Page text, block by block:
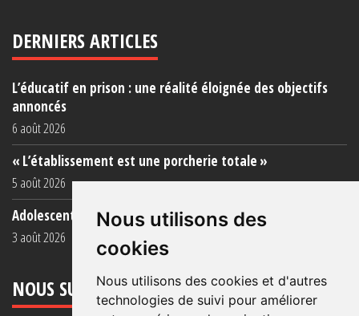
Nous utilisons des
cookies
Nous utilisons des cookies et d'autres
technologies de suivi pour améliorer
DERNIERS ARTICLES
L’éducatif en prison : une réalité éloignée des objectifs
annoncés
6 août 2026
« L’établissement est une porcherie totale »
5 août 2026
Adolescent·es incarcéré·es : une faillite collective
3 août 2026
NOUS SUIVRE